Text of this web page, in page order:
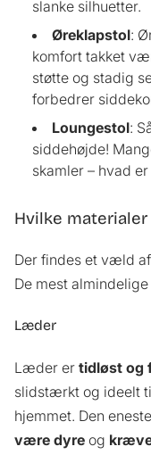
slanke silhuetter.
Øreklapstol:
komfort takket
støtte og stadig
forbedrer
Loungestol:
siddehøjde!
skamler – hvad
Hvilke
Der findes et væld
De mest
Læder
Læder er tidløst og
slidstærkt og ideelt
hjemmet. Den
være dyre og